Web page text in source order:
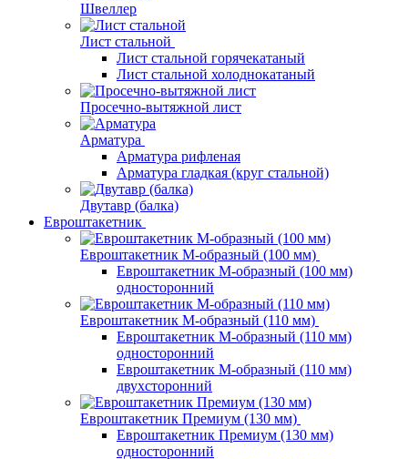
Швеллер
Лист стальной
Лист стальной горячекатаный
Лист стальной холоднокатаный
Просечно-вытяжной лист
Арматура
Арматура рифленая
Арматура гладкая (круг стальной)
Двутавр (балка)
Евроштакетник
Евроштакетник М-образный (100 мм)
Евроштакетник М-образный (100 мм)
односторонний
Евроштакетник М-образный (110 мм)
Евроштакетник М-образный (110 мм)
односторонний
Евроштакетник М-образный (110 мм)
двухсторонний
Евроштакетник Премиум (130 мм)
Евроштакетник Премиум (130 мм)
односторонний